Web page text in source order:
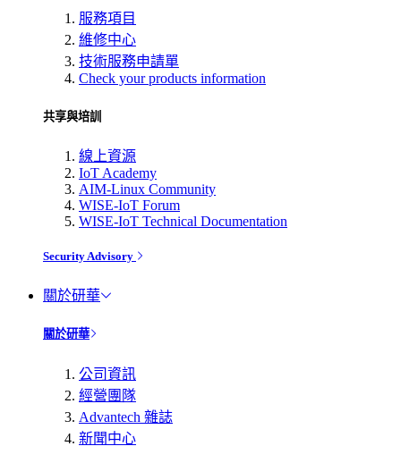
服務項目
維修中心
技術服務申請單
Check your products information
共享與培訓
線上資源
IoT Academy
AIM-Linux Community
WISE-IoT Forum
WISE-IoT Technical Documentation
Security Advisory
關於研華
關於研華
公司資訊
經營團隊
Advantech 雜誌
新聞中心